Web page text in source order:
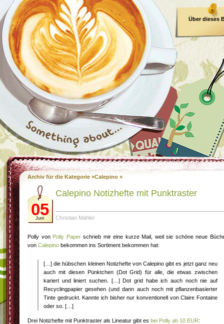
Über dieses
Archiv für die Kategorie »Calepino «
05
Juni
Calepino Notizhefte mit Punktraster
Christian Mähler
Polly von Polly Paperschrieb mir eine kurze Mail, weil sie schöne neue
von Calepino bekommen ins Sortiment bekommen hat:
[…] die hübschen kleinen Notizhefte von Calepino gibt es jetzt ganz neu
auch mit diesen Pünktchen (Dot Grid) für alle, die etwas zwischen
kariert und liniert suchen. […] Dot grid habe ich auch noch nie auf
Recyclingpapier gesehen (und dann auch noch mit pflanzenbasierter
Tinte gedruckt. Kannte ich bisher nur konventionell von Claire Fontaine
oder so. […]
Drei Notizhefte mit Punktraster als Lineatur gibt es bei Polly ab 10 EUR: